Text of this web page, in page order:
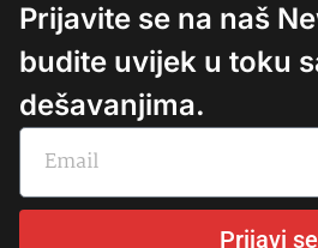
Prijavite se na naš
budite uvijek u toku
dešavanjima.
Prijavi se